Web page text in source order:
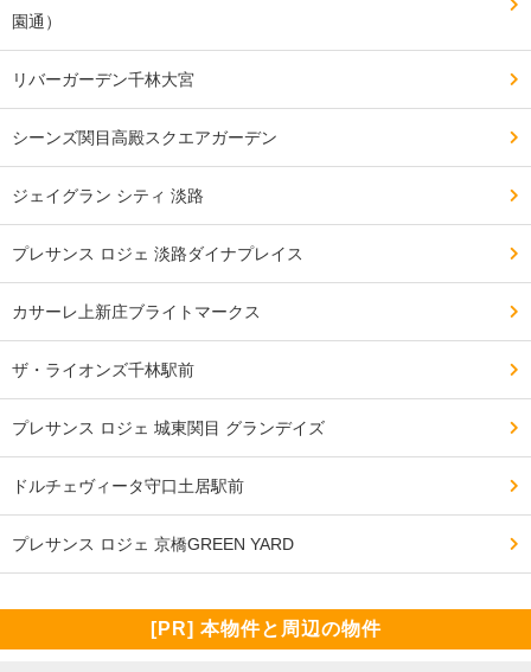
園通）
リバーガーデン千林大宮
シーンズ関目高殿スクエアガーデン
ジェイグラン シティ 淡路
プレサンス ロジェ 淡路ダイナプレイス
カサーレ上新庄ブライトマークス
ザ・ライオンズ千林駅前
プレサンス ロジェ 城東関目 グランデイズ
ドルチェヴィータ守口土居駅前
プレサンス ロジェ 京橋GREEN YARD
[PR] 本物件と周辺の物件